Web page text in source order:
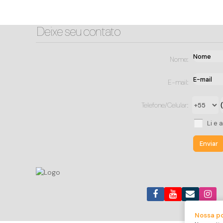
Nossa
Deixe seu contato
Nome:
E-mail:
Telefone/Celular:
Li e